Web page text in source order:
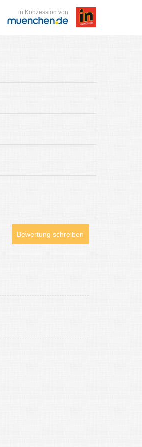
in Konzession von
Bewertung schreiben